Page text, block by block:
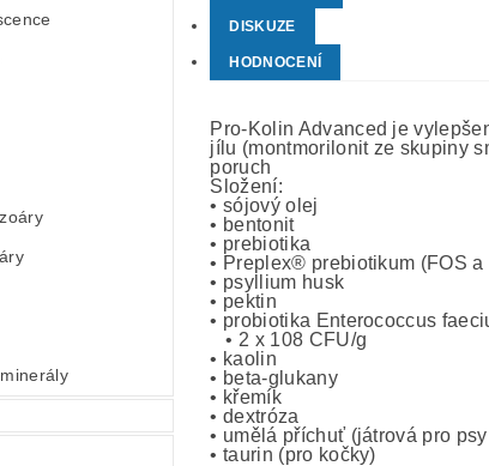
DISKUZE
HODNOCENÍ
Pro-Kolin Advanced je
jílu (montmorilonit ze skupiny
poruch
Složení:
• sójový olej
• bentonit
• prebiotika
• Preplex® prebiotikum (FOS
• psyllium husk
• pektin
• probiotika Enterococcus
• 2 x 108 CFU/g
• kaolin
• beta-glukany
• křemík
• dextróza
• umělá příchuť (játrová pro
• taurin (pro kočky)